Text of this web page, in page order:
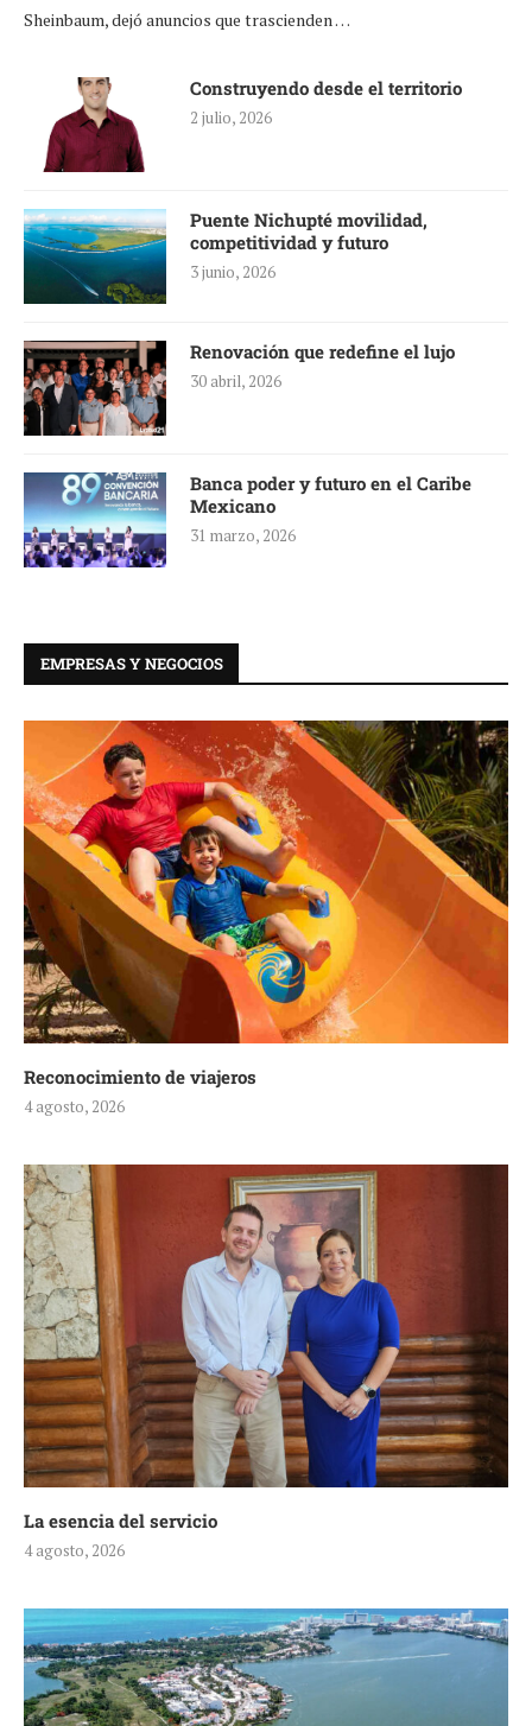
Sheinbaum, dejó anuncios que trascienden …
Construyendo desde el territorio
2 julio, 2026
Puente Nichupté movilidad,
competitividad y futuro
3 junio, 2026
Renovación que redefine el lujo
30 abril, 2026
Banca poder y futuro en el Caribe
Mexicano
31 marzo, 2026
EMPRESAS Y NEGOCIOS
Reconocimiento de viajeros
4 agosto, 2026
La esencia del servicio
4 agosto, 2026